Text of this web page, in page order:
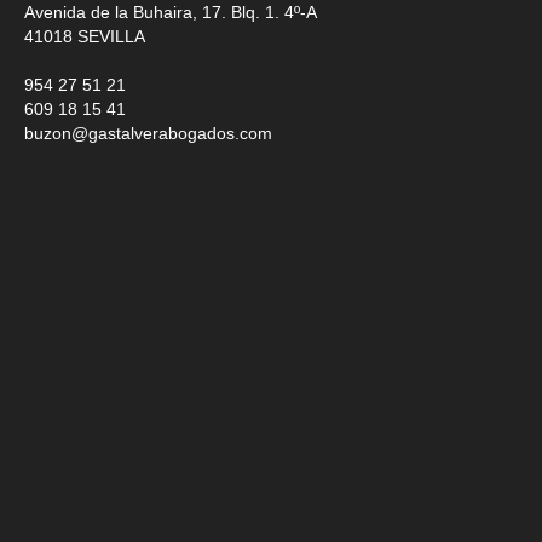
Avenida de la Buhaira, 17. Blq. 1. 4º-A
41018 SEVILLA
954 27 51 21
609 18 15 41
buzon@gastalverabogados.com